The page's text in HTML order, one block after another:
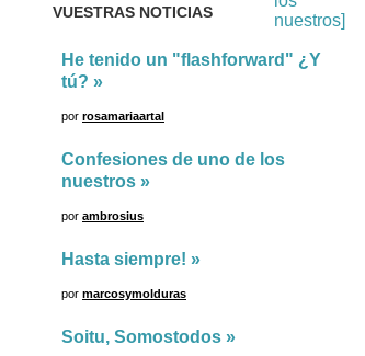
VUESTRAS NOTICIAS
He tenido un "flashforward" ¿Y
tú? »
por rosamariaartal
Confesiones de uno de los
nuestros »
por ambrosius
Hasta siempre! »
por marcosymolduras
Soitu, Somostodos »